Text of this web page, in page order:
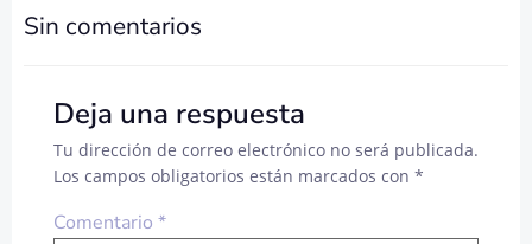
DE
Sin comentarios
Deja una respuesta
Tu dirección de correo electrónico no será publicada.
Los campos obligatorios están marcados con *
Comentario *